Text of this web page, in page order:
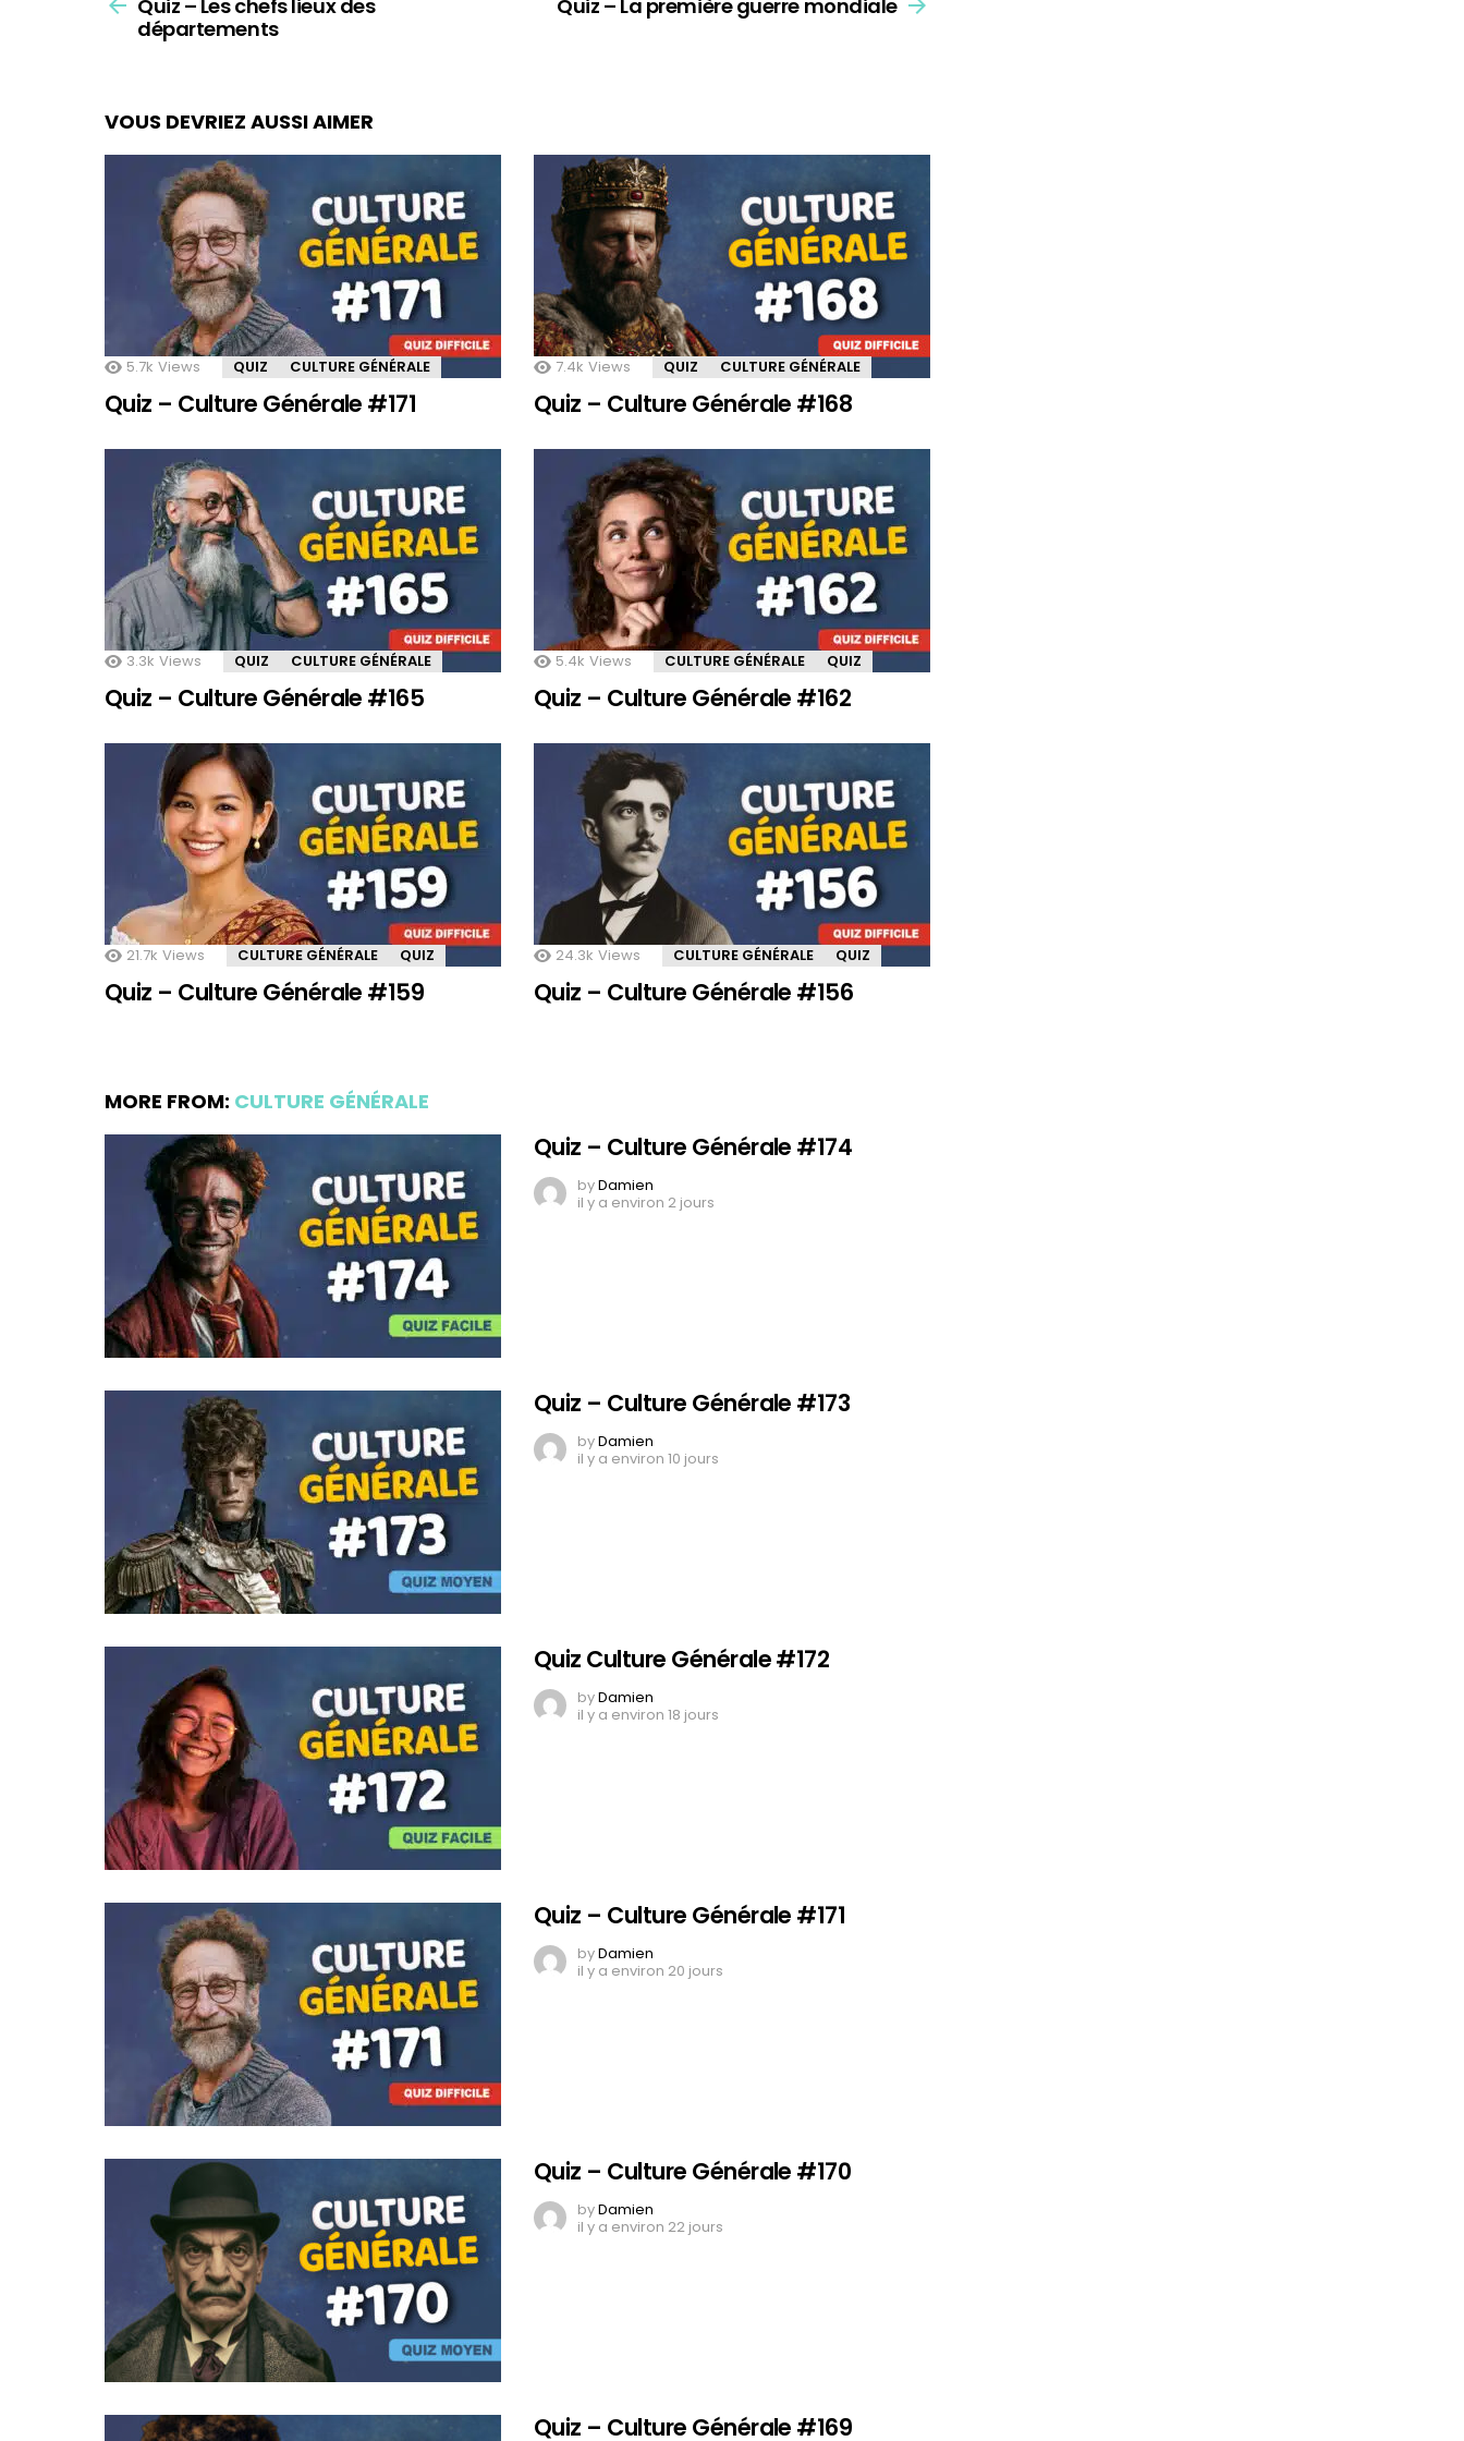
moreQuiz – Les chefs lieux des
départements
Quiz – La première guerre mondiale
VOUS DEVRIEZ AUSSI AIMER
5.7k Views QUIZ CULTURE GÉNÉRALE
Quiz – Culture Générale #171
7.4k Views QUIZ CULTURE GÉNÉRALE
Quiz – Culture Générale #168
3.3k Views QUIZ CULTURE GÉNÉRALE
Quiz – Culture Générale #165
5.4k Views CULTURE GÉNÉRALE QUIZ
Quiz – Culture Générale #162
21.7k Views CULTURE GÉNÉRALE QUIZ
Quiz – Culture Générale #159
24.3k Views CULTURE GÉNÉRALE QUIZ
Quiz – Culture Générale #156
MORE FROM: CULTURE GÉNÉRALE
Quiz – Culture Générale #174
byDamien
il y a environ 2 jours
Quiz – Culture Générale #173
byDamien
il y a environ 10 jours
Quiz Culture Générale #172
byDamien
il y a environ 18 jours
Quiz – Culture Générale #171
byDamien
il y a environ 20 jours
Quiz – Culture Générale #170
byDamien
il y a environ 22 jours
Quiz – Culture Générale #169